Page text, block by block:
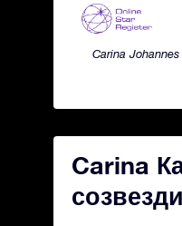
Carina
Carina